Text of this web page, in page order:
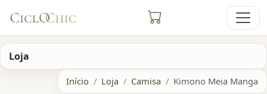
Loja
Início Loja Camisa Kimono Meia Manga